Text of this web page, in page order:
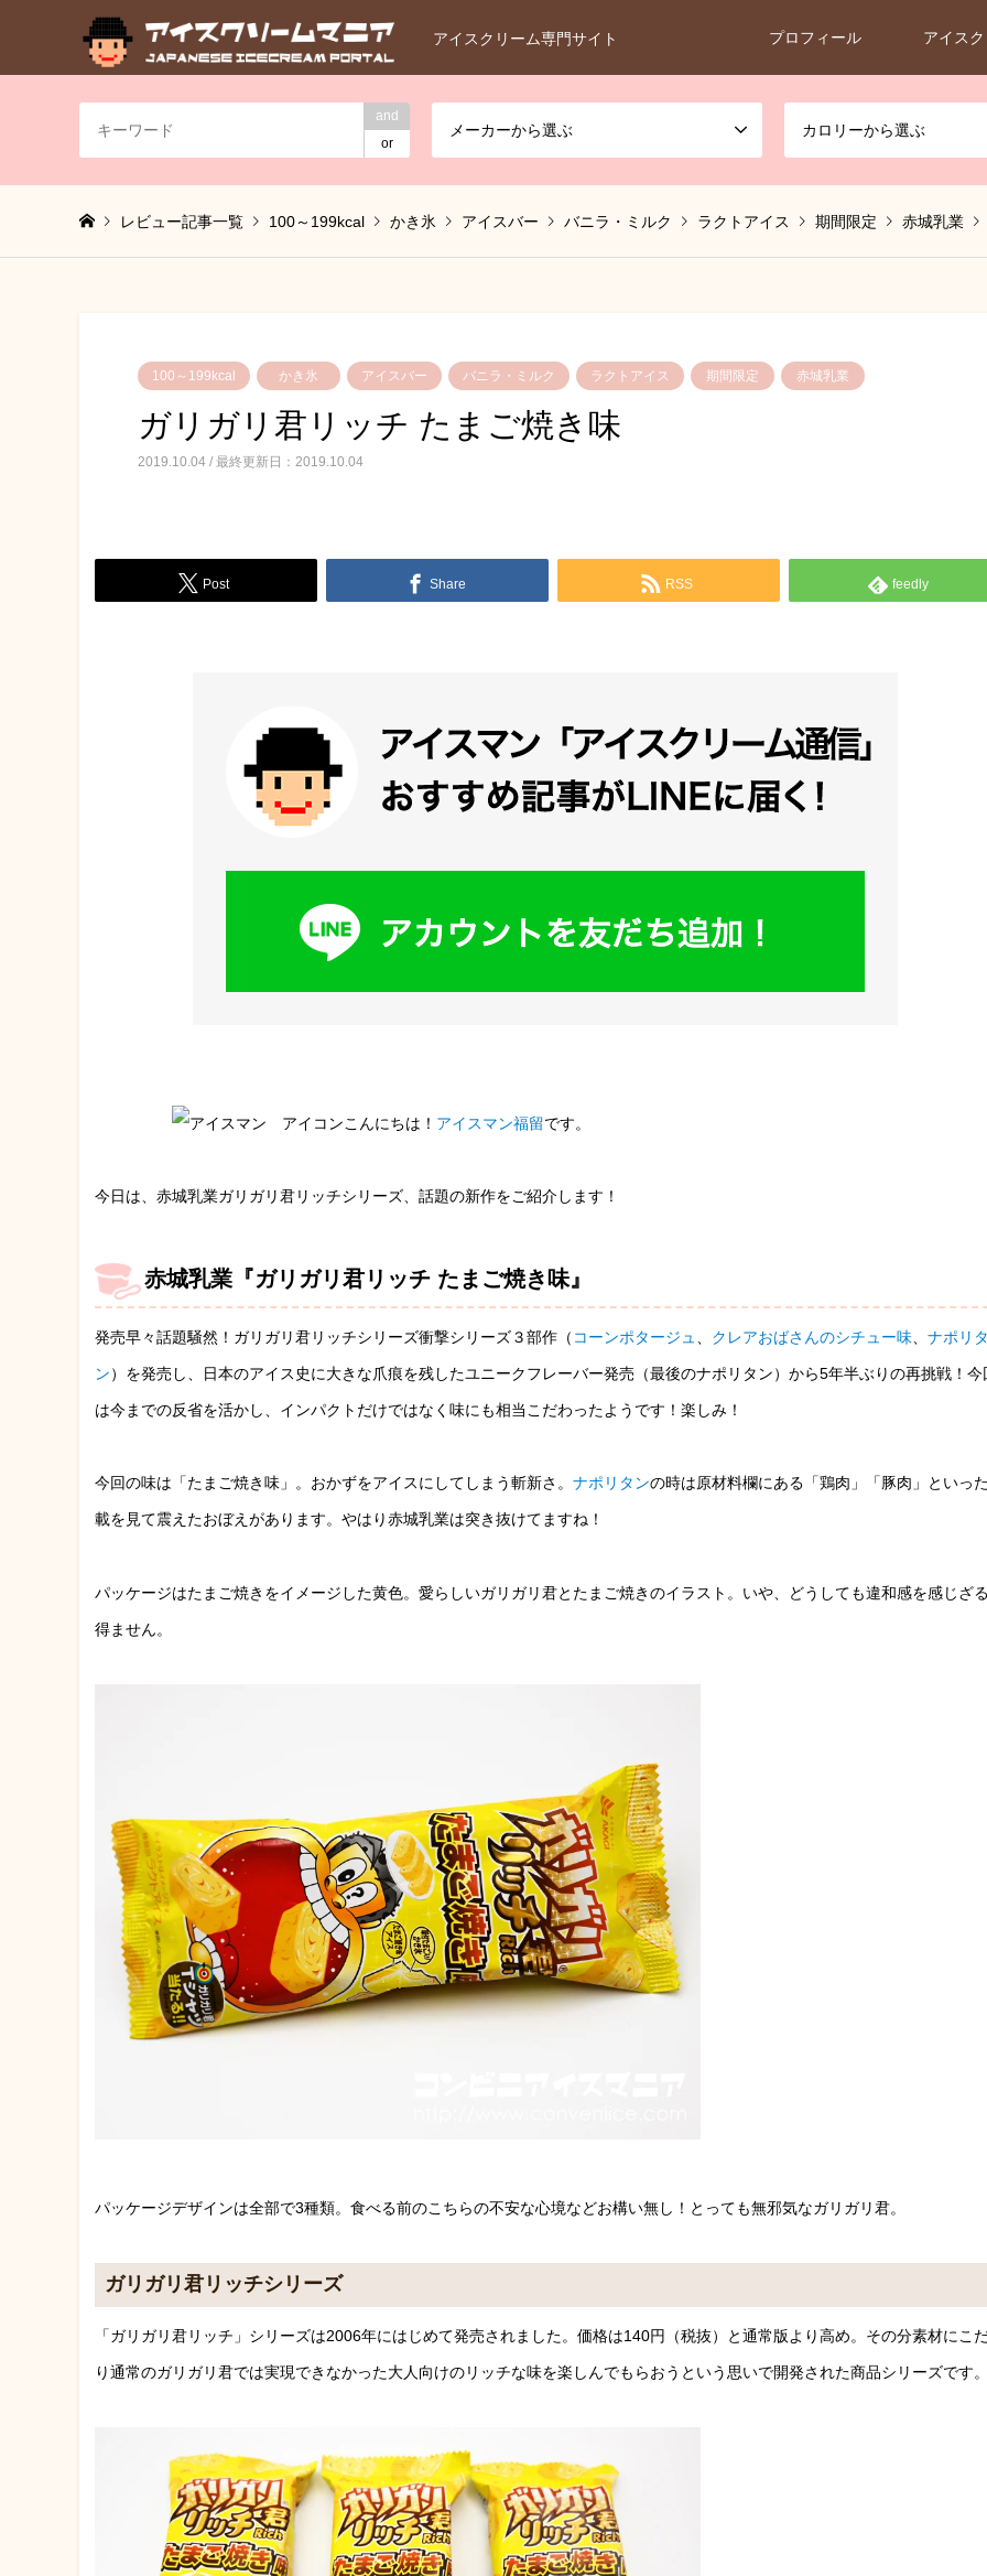
アイスクリーム専門サイト プロフィール アイス
and
or
メーカーから選ぶ カロリーから選ぶ
レビュー記事一覧 100～199kcal かき氷 アイスバー バニラ・ミルク ラクトアイス 期間限定 赤城乳業
100～199kcal かき氷 アイスバー バニラ・ミルク ラクトアイス 期間限定 赤城乳業
ガリガリ君リッチ たまご焼き味
2019.10.04 / 最終更新日：2019.10.04
Post Share RSS feedly
こんにちは！ アイスマン福留です。
今日は、赤城乳業ガリガリ君リッチシリーズ、話題の新作をご紹介します！
赤城乳業『ガリガリ君リッチ たまご焼き味』
発売早々話題騒然！ガリガリ君リッチシリーズ衝撃シリーズ３部作（ コーンポタージュ クレアおばさんのシチュー味 ナポリ
ン）を発売し、日本のアイス史に大きな爪痕を残したユニークフレーバー発売（最後のナポリタン）から5年半ぶりの再挑戦！今
は今までの反省を活かし、インパクトだけではなく味にも相当こだわったようです！楽しみ！
今回の味は「たまご焼き味」。おかずをアイスにしてしまう斬新さ。 ナポリタンの時は原材料欄にある「鶏肉」「豚肉」といっ
載を見て震えたおぼえがあります。やはり赤城乳業は突き抜けてますね！
パッケージはたまご焼きをイメージした黄色。愛らしいガリガリ君とたまご焼きのイラスト。いや、どうしても違和感を感じざ
得ません。
パッケージデザインは全部で3種類。食べる前のこちらの不安な心境などお構い無し！とっても無邪気なガリガリ君。
ガリガリ君リッチシリーズ
「ガリガリ君リッチ」シリーズは2006年にはじめて発売されました。価格は140円（税抜）と通常版より高め。その分素材にこ
り通常のガリガリ君では実現できなかった大人向けのリッチな味を楽しんでもらおうという思いで開発された商品シリーズです